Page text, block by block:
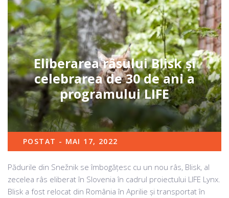
Eliberarea râsului Blisk și
celebrarea de 30 de ani a
programului LIFE
POSTAT - MAI 17, 2022
Pădurile din Snežnik se îmbogățesc cu un nou râs, Blisk, al
zecelea râs eliberat în Slovenia în cadrul proiectului LIFE Lynx.
Blisk a fost relocat din România în Aprilie și transportat în